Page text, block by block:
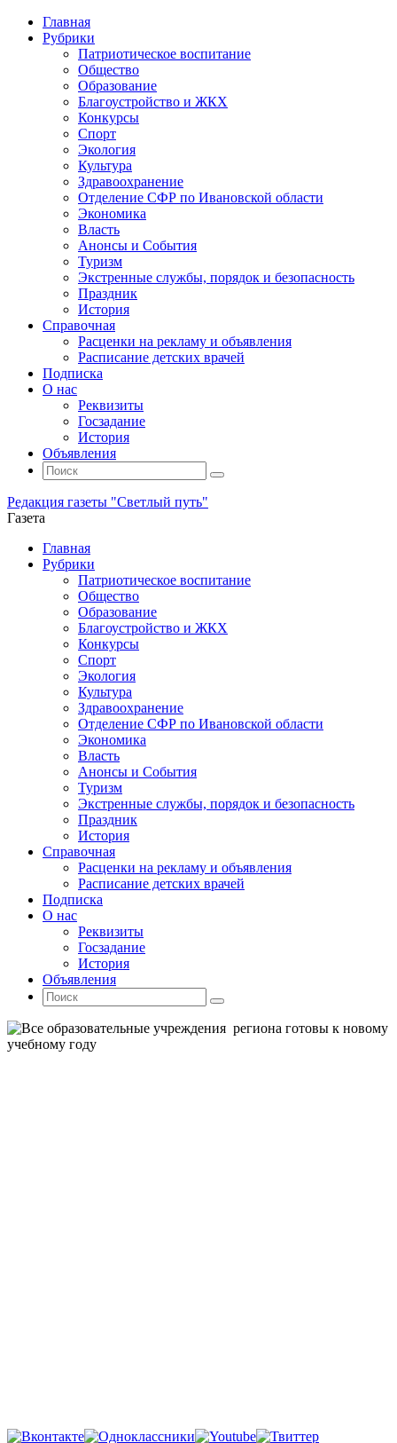
Главная
Рубрики
Патриотическое воспитание
Общество
Образование
Благоустройство и ЖКХ
Конкурсы
Спорт
Экология
Культура
Здравоохранение
Отделение СФР по Ивановской области
Экономика
Власть
Анонсы и События
Туризм
Экстренные службы, порядок и безопасность
Праздник
История
Справочная
Расценки на рекламу и объявления
Расписание детских врачей
Подписка
О нас
Реквизиты
Госзадание
История
Объявления
Поиск
Искать:
Поиск
Редакция газеты "Светлый путь"
Газета
Промотать
содержимому
Главная
Рубрики
Патриотическое воспитание
Общество
Образование
Благоустройство и ЖКХ
Конкурсы
Спорт
Экология
Культура
Здравоохранение
Отделение СФР по Ивановской области
Экономика
Власть
Анонсы и События
Туризм
Экстренные службы, порядок и безопасность
Праздник
История
Справочная
Расценки на рекламу и объявления
Расписание детских врачей
Подписка
О нас
Реквизиты
Госзадание
История
Объявления
Поиск
Искать:
Поиск